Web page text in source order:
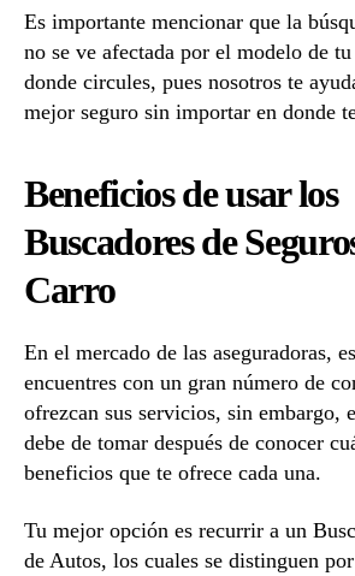
Es importante mencionar que la
no se ve afectada por el modelo de
donde circules, pues nosotros te
mejor seguro sin importar en donde
Beneficios de usar los
Buscadores de
Carro
En el mercado de las aseguradoras,
encuentres con un gran número de
ofrezcan sus servicios, sin embargo,
debe de tomar después de conocer
beneficios que te ofrece cada una.
Tu mejor opción es recurrir a un
de Autos, los cuales se distinguen